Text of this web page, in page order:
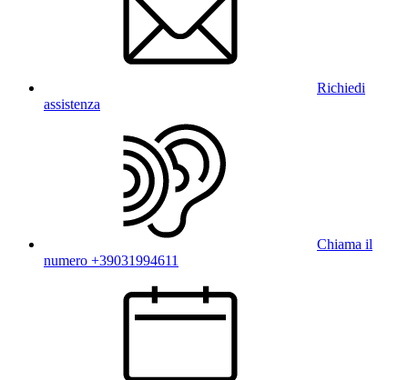
Richiedi
assistenza
Chiama il
numero +39031994611